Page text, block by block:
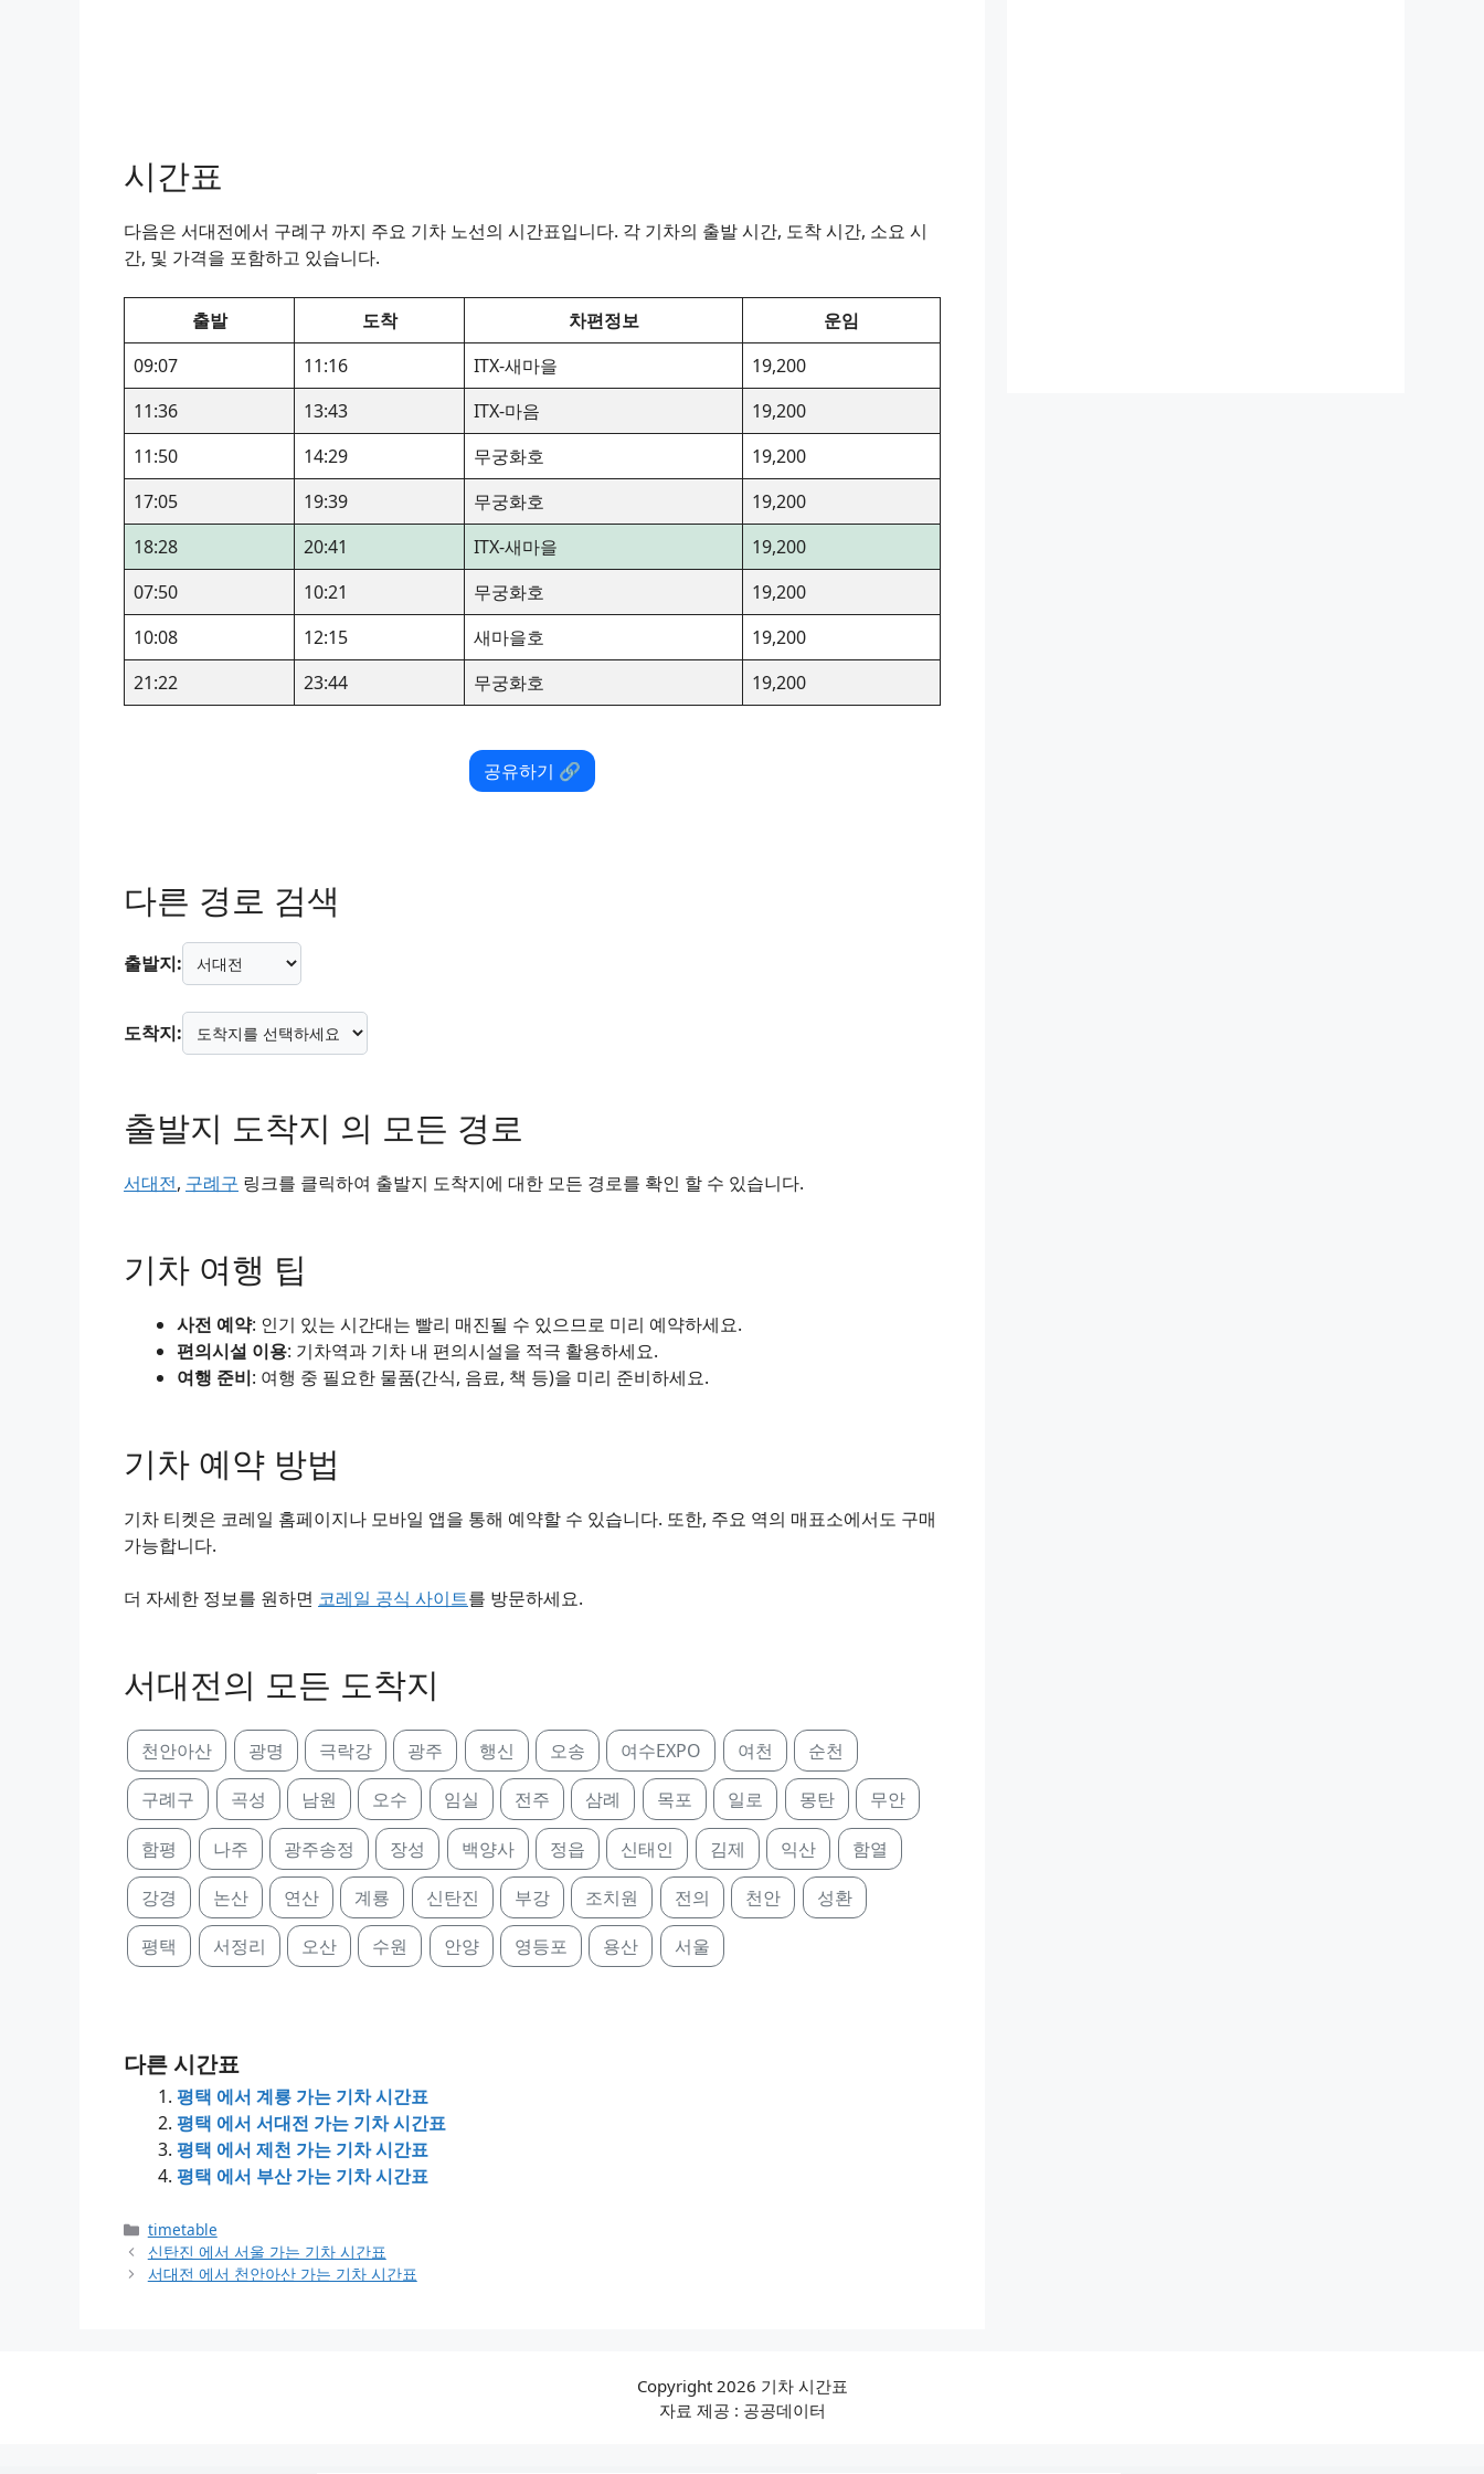
시간표
다음은 서대전에서 구례구 까지 주요 기차 노선의 시간표입니다. 각 기차의 출발 시간, 도착 시간, 소요 시
간, 및 가격을 포함하고 있습니다.
출발 도착 차편정보
운임
09:07
11:16 ITX-새마을
19,200
11:36
13:43 ITX-마음
19,200
11:50
14:29 무궁화호
19,200
17:05
19:39 무궁화호
19,200
18:28
20:41 ITX-새마을
19,200
07:50
10:21 무궁화호
19,200
10:08
12:15 새마을호
19,200
21:22
23:44 무궁화호 19,200
공유하기 🔗
다른 경로 검색
출발지:
도착지:
출발지 도착지 의 모든 경로
서대전, 구례구 링크를 클릭하여 출발지 도착지에 대한 모든 경로를 확인 할 수 있습니다.
기차 여행 팁
사전 예약: 인기 있는 시간대는 빨리 매진될 수 있으므로 미리 예약하세요.
편의시설 이용: 기차역과 기차 내 편의시설을 적극 활용하세요.
여행 준비: 여행 중 필요한 물품(간식, 음료, 책 등)을 미리 준비하세요.
기차 예약 방법
기차 티켓은 코레일 홈페이지나 모바일 앱을 통해 예약할 수 있습니다. 또한, 주요 역의 매표소에서도 구매
가능합니다.
더 자세한 정보를 원하면 코레일 공식 사이트를 방문하세요.
서대전의 모든 도착지
천안아산 광명 극락강 광주 행신 오송 여수EXPO 여천 순천
구례구 곡성 남원 오수 임실 전주 삼례 목포 일로 몽탄 무안
함평 나주 광주송정 장성 백양사 정읍 신태인 김제 익산 함열
강경 논산 연산 계룡 신탄진 부강 조치원 전의 천안 성환
평택 서정리 오산 수원 안양 영등포 용산 서울
다른 시간표
평택 에서 계룡 가는 기차 시간표
평택 에서 서대전 가는 기차 시간표
평택 에서 제천 가는 기차 시간표
평택 에서 부산 가는 기차 시간표
Categories
timetable
신탄진 에서 서울 가는 기차 시간표
서대전 에서 천안아산 가는 기차 시간표
Copyright 2026 기차 시간표
자료 제공 : 공공데이터